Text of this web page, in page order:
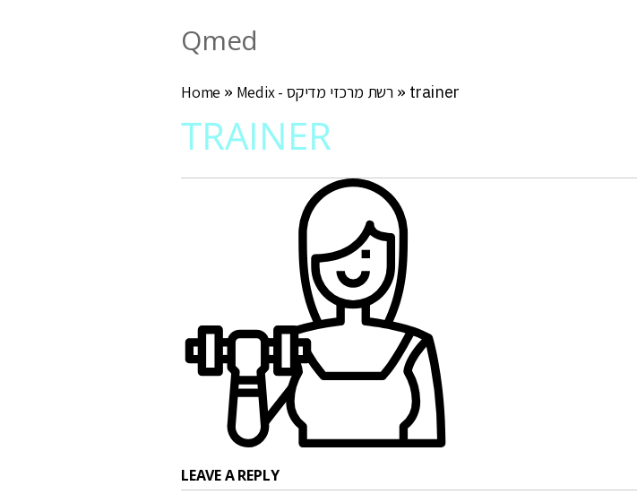
Qmed
Home » Medix - רשת מרכזי מדיקס » trainer
TRAINER
LEAVE A REPLY